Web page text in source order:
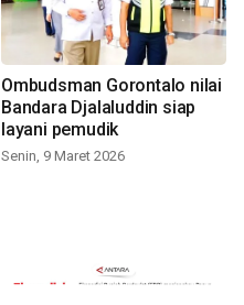
Ombudsman Gorontalo nilai
Bandara Djalaluddin siap
layani pemudik
Senin, 9 Maret 2026